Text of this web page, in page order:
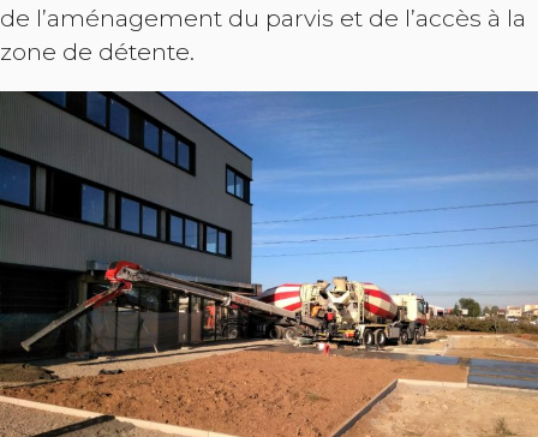
de l’aménagement du parvis et de l’accès à la
zone de détente.